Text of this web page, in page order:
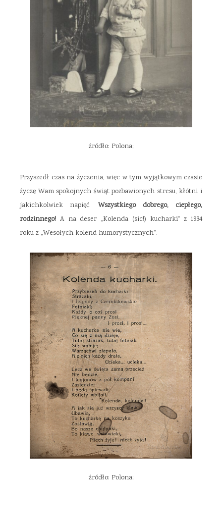
źródło: Polona;
Przyszedł czas na życzenia, więc w tym wyjątkowym czasie
życzę Wam spokojnych świąt pozbawionych stresu, kłótni i
jakichkolwiek napięć. Wszystkiego dobrego, ciepłego,
rodzinnego! A na deser „Kolenda (sic!) kucharki” z 1934
roku z „Wesołych kolend humorystycznych”.
źródło: Polona;